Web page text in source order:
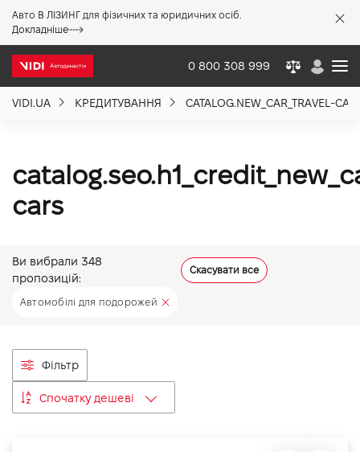
Авто В ЛІЗИНГ для фізичних та юридичних осіб.
Докладніше
0 800 308 999
VIDI.UA КРЕДИТУВАННЯ CATALOG.NEW_CAR_TRAVEL-
cars
Ви вибрали 348
пропозицій:
Скасувати все
Автомобілі для подорожей
Фільтр
Спочатку дешеві
Акції %
Політика якості
VIDI Кар'єра